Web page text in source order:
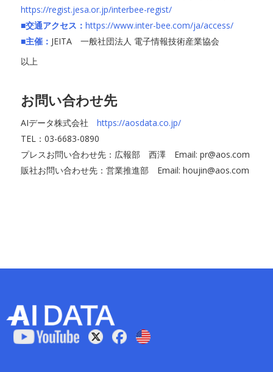
https://regist.jesa.or.jp/interbee-regist/
■交通アクセス： https://www.inter-bee.com/ja/access/
■主催： JEITA 一般社団法人 電子情報技術産業協会
以上
お問い合わせ先
AIデータ株式会社 https://aosdata.co.jp/
TEL：03-6683-0890
プレスお問い合わせ先：広報部 西澤 Email: pr@aos.com
販社お問い合わせ先：営業推進部 Email: houjin@aos.com